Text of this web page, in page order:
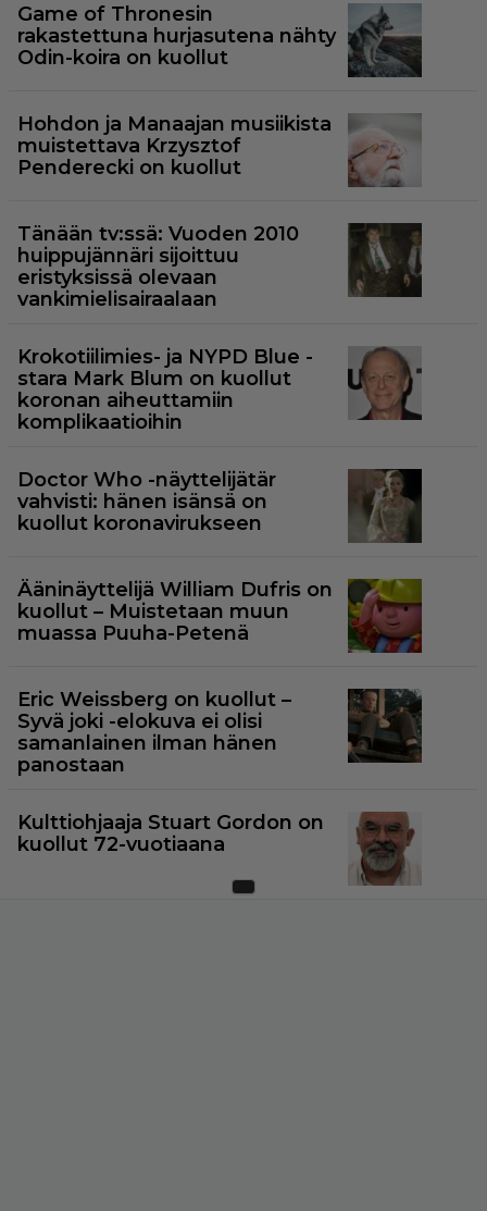
Game of Thronesin
rakastettuna hurjasutena nähty
Odin-koira on kuollut
Hohdon ja Manaajan musiikista
muistettava Krzysztof
Penderecki on kuollut
Tänään tv:ssä: Vuoden 2010
huippujännäri sijoittuu
eristyksissä olevaan
vankimielisairaalaan
Krokotiilimies- ja NYPD Blue -
stara Mark Blum on kuollut
koronan aiheuttamiin
komplikaatioihin
Doctor Who -näyttelijätär
vahvisti: hänen isänsä on
kuollut koronavirukseen
Ääninäyttelijä William Dufris on
kuollut – Muistetaan muun
muassa Puuha-Petenä
Eric Weissberg on kuollut –
Syvä joki -elokuva ei olisi
samanlainen ilman hänen
panostaan
Kulttiohjaaja Stuart Gordon on
kuollut 72-vuotiaana